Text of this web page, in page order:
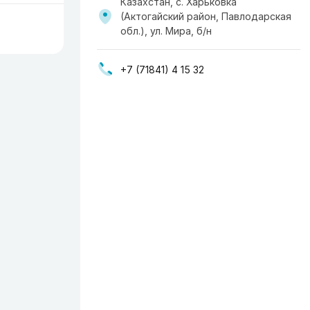
(Актогайский район, Павлодарская
обл.), ул. Мира, б/н
+7 (71841) 4 15 32